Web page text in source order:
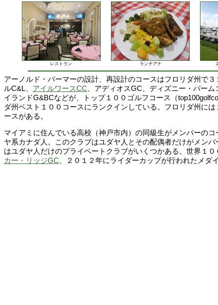
レストラン ランチアナ
アーノルド・パーマーの設計、再設計のコースはフロリダ州で
ルC&L、 アイルワースCC、アディオスGC、ディズニー・パー
イランドG&BCなどが、トップ１００ゴルフコース（
ダ州ベスト１００コースにランクインしている。フロリダ州に
ースがある。
マイアミに住んでいる高校（神戸市内）の同級生がメンバーの
ヤ系カナダ人。このクラブはユダヤ人とその配偶者だけがメン
はユダヤ人だけのプライベートクラブがいくつかある。世界１
カー・リッジGC 、２０１２年にライダーカップが行われたメダ